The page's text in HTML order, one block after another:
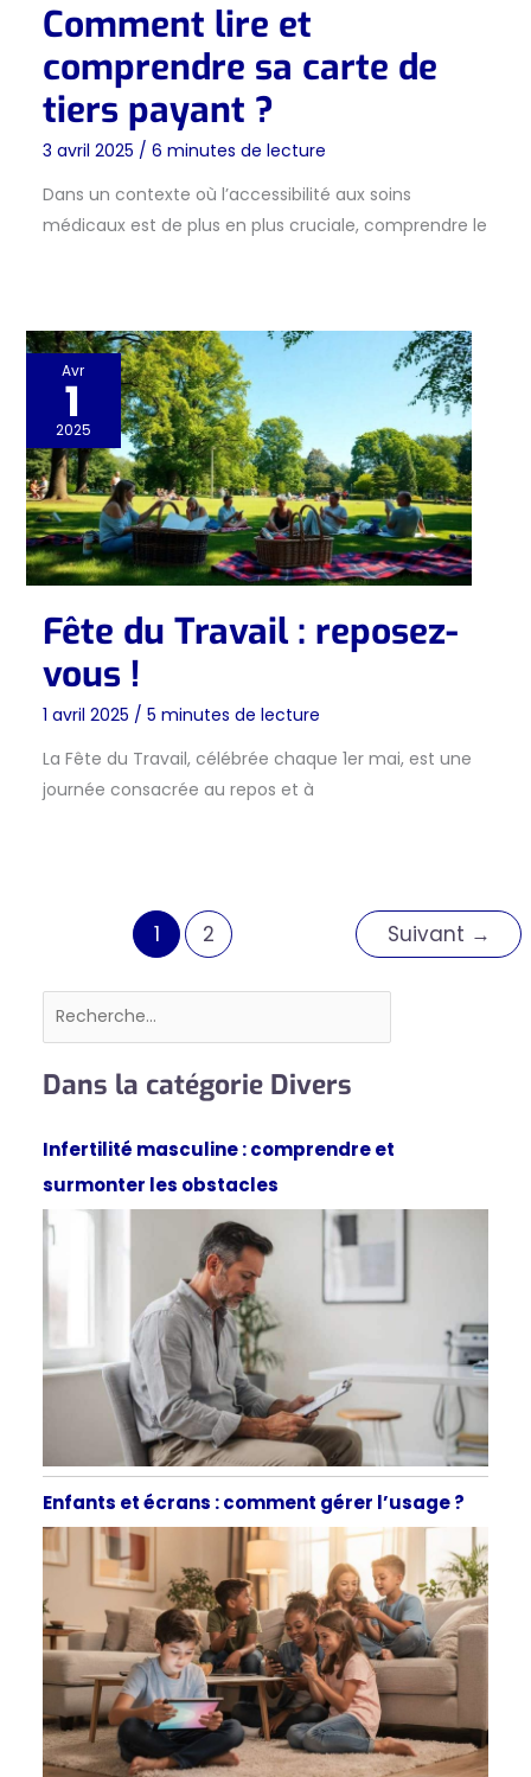
Comment lire et
comprendre sa carte de
tiers payant ?
3 avril 2025 / 6 minutes de lecture
Dans un contexte où l’accessibilité aux soins
médicaux est de plus en plus cruciale, comprendre le
Avr
1
2025
Fête du Travail : reposez-
vous !
1 avril 2025 / 5 minutes de lecture
La Fête du Travail, célébrée chaque 1er mai, est une
journée consacrée au repos et à
1 2 Suivant →
Rechercher
Dans la catégorie Divers
Infertilité masculine : comprendre et
surmonter les obstacles
Enfants et écrans : comment gérer l’usage ?